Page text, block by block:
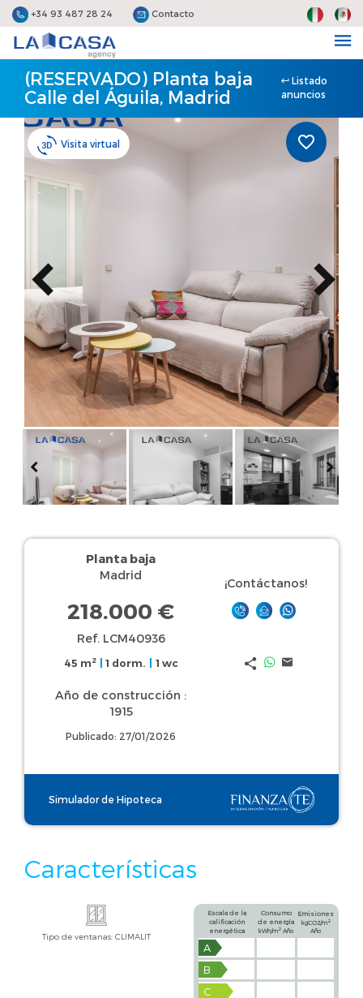
+34 93 487 28 24 Contacto
(RESERVADO) Planta baja
Calle del Águila, Madrid
Listado
anuncios
Visita virtual
Planta baja
Madrid
218.000 €
Ref. LCM40936
45 m2 1 dorm. 1 wc
Año de construcción :
1915
Publicado: 27/01/2026
¡Contáctanos!
Simulador de Hipoteca
Características
Tipo de ventanas: CLIMALIT
Escala de la
calificación
energética
Consumo
de energía
kWh/m2 Año
Emisiones
kgCO2/m 2
Año
A
B
C